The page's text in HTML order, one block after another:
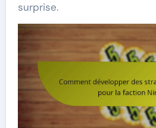
surprise.